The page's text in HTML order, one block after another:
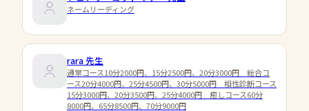
ネームリーディング
rara先生
通常コース10分2000円、15分2500円、20分3000円 総合コ
ース20分4000円、25分4500円、30分5000円 相性診断コース
15分3000円、20分3500円、25分4000円 癒しコース60分
8000円、65分8500円、70分9000円